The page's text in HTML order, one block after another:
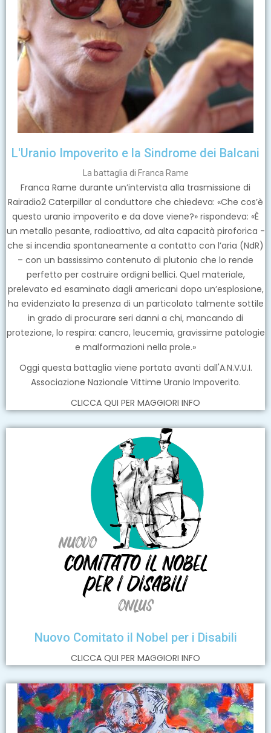
L'Uranio Impoverito e la Sindrome dei Balcani
La battaglia di Franca Rame
Franca Rame durante un’intervista alla trasmissione di
Rairadio2 Caterpillar al conduttore che chiedeva: «Che cos’è
questo uranio impoverito e da dove viene?» rispondeva: «È
un metallo pesante, radioattivo, ad alta capacità piroforica -
che si incendia spontaneamente a contatto con l’aria (NdR)
– con un bassissimo contenuto di plutonio che lo rende
perfetto per costruire ordigni bellici. Quel materiale,
prelevato ed esaminato dagli americani dopo un’esplosione,
ha evidenziato la presenza di un particolato talmente sottile
in grado di procurare seri danni a chi, mancando di
protezione, lo respira: cancro, leucemia, gravissime patologie
e malformazioni nella prole.»
Oggi questa battaglia viene portata avanti dall'A.N.V.U.I.
Associazione Nazionale Vittime Uranio Impoverito.
CLICCA QUI PER MAGGIORI INFO
Nuovo Comitato il Nobel per i Disabili
CLICCA QUI PER MAGGIORI INFO